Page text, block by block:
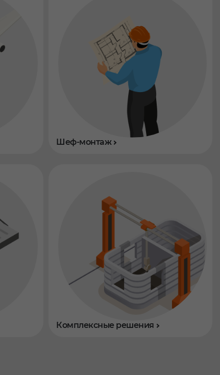
Шеф-монтаж
Комплексные решения